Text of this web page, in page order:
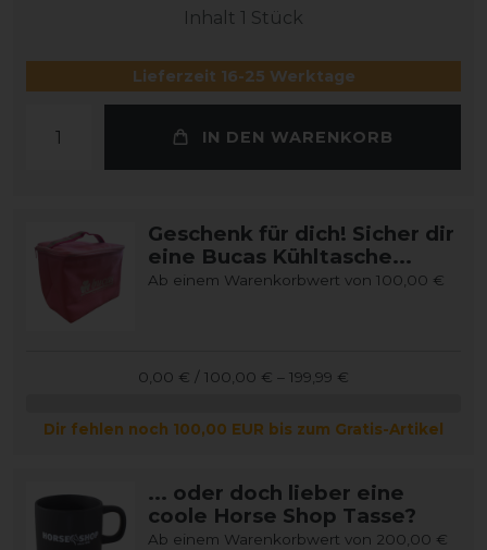
Inhalt 1 Stück
Lieferzeit 16-25 Werktage
IN DEN WARENKORB
Geschenk für dich! Sicher dir
eine Bucas Kühltasche...
Ab einem Warenkorbwert von 100,00 €
0,00 € / 100,00 € – 199,99 €
Dir fehlen noch 100,00 EUR bis zum Gratis-Artikel
... oder doch lieber eine
coole Horse Shop Tasse?
Ab einem Warenkorbwert von 200,00 €